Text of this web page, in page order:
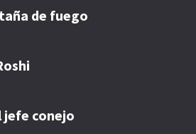
de fuego
jefe conejo